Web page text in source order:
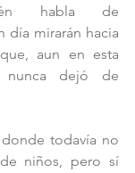
habla de
día mirarán hacia
aun en esta
nunca dejó de
todavía no
niños, pero sí